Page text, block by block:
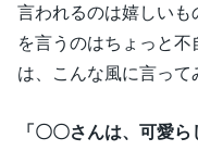
言われるのは嬉しい
を言うのはちょっと
は、こんな風に言って
「〇〇さんは、可愛